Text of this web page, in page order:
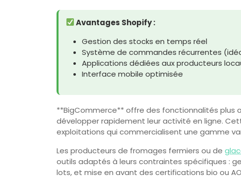
Avantages Shopify :
Gestion des stocks en temps réel
Système de commandes récurrentes
Applications dédiées aux producteurs
Interface mobile optimisée
**BigCommerce** offre des fonctionnalités plus
développer rapidement leur activité en ligne.
exploitations qui commercialisent une gamme
Les producteurs de fromages fermiers ou de
outils adaptés à leurs contraintes spécifiques :
lots, et mise en avant des certifications bio ou